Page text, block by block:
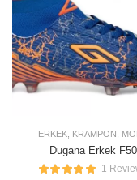
ERKEK, KRAMPON
Dugana Erkek F50
Krampon Mavi1